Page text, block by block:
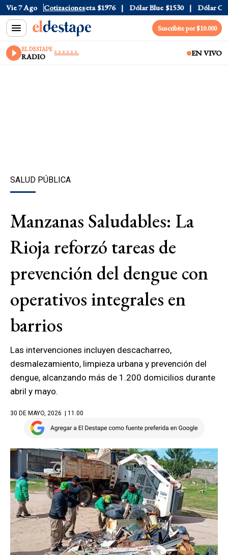
Vie 7 Ago Cotizaciones
$1520 Dólar Tarjeta $1976 Dólar Blue $1530 Dólar CCL
Suscribite por $10.000
EL DESTAPE
RADIO EN VIVO
SALUD PÚBLICA
Manzanas Saludables: La
Rioja reforzó tareas de
prevención del dengue con
operativos integrales en
barrios
Las intervenciones incluyen descacharreo,
desmalezamiento, limpieza urbana y prevención del
dengue, alcanzando más de 1.200 domicilios durante
abril y mayo.
30 DE MAYO, 2026 | 11.00